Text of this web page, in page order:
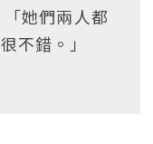
她們兩人都
不錯。」